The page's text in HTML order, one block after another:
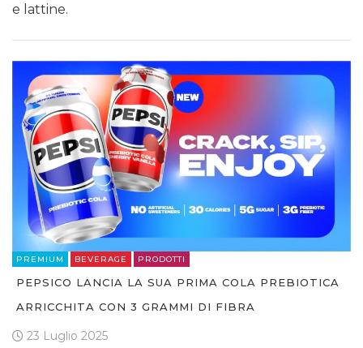
e lattine.
PREMIUM BEVERAGE PRODOTTI
PEPSICO LANCIA LA SUA PRIMA COLA PREBIOTICA
ARRICCHITA CON 3 GRAMMI DI FIBRA
23 Luglio 2025